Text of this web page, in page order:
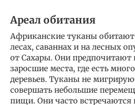
Ареал обитания
Африканские туканы
лесах, саваннах и на лесных
от Сахары. Они предпочитают
заросшие места, где есть
деревьев. Туканы не
совершать небольшие
пищи. Они часто встречаются